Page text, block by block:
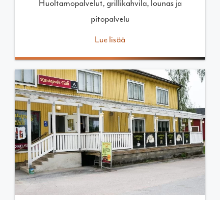
Huoltamopalvelut, grillikahvila, lounas ja
pitopalvelu
Lue lisää